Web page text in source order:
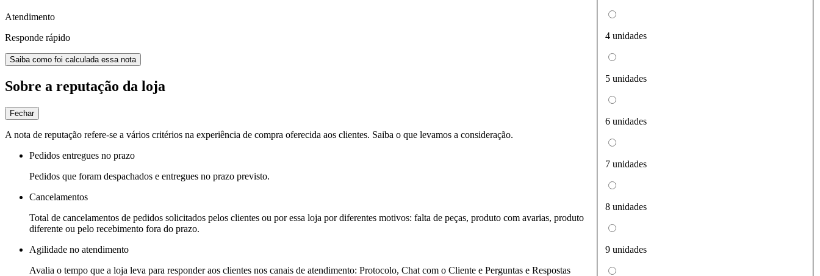
Atendimento
Responde rápido
Saiba como foi calculada essa nota
Sobre a reputação da loja
Fechar
A nota de reputação refere-se a vários critérios na experiência de compra oferecida aos clientes. Saiba o que levamos a consideração.
Pedidos entregues no prazo
Pedidos que foram despachados e entregues no prazo previsto.
Cancelamentos
Total de cancelamentos de pedidos solicitados pelos clientes ou por essa loja por diferentes motivos: falta de peças, produto com avarias, produto
diferente ou pelo recebimento fora do prazo.
Agilidade no atendimento
Avalia o tempo que a loja leva para responder aos clientes nos canais de atendimento: Protocolo, Chat com o Cliente e Perguntas e Respostas
4 unidades
5 unidades
6 unidades
7 unidades
8 unidades
9 unidades